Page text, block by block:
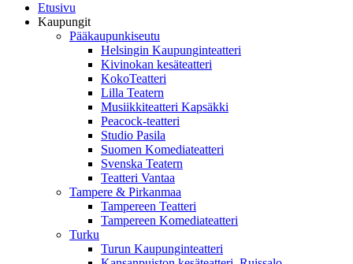
Etusivu
Kaupungit
Pääkaupunkiseutu
Helsingin Kaupunginteatteri
Kivinokan kesäteatteri
KokoTeatteri
Lilla Teatern
Musiikkiteatteri Kapsäkki
Peacock-teatteri
Studio Pasila
Suomen Komediateatteri
Svenska Teatern
Teatteri Vantaa
Tampere & Pirkanmaa
Tampereen Teatteri
Tampereen Komediateatteri
Turku
Turun Kaupunginteatteri